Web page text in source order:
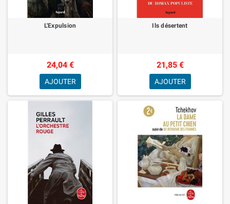
L'Expulsion
24,04 €
AJOUTER
Ils désertent
21,85 €
AJOUTER